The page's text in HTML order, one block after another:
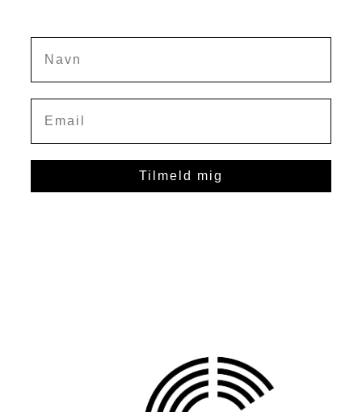
Tilmeld mig